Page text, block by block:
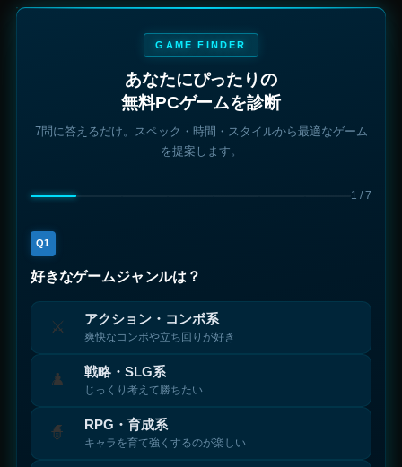
GAME FINDER
あなたにぴったりの
無料PCゲームを診断
7問に答えるだけ。スペック・時間・スタイルから最適なゲーム
を提案します。
1 / 7
Q1
好きなゲームジャンルは？
⚔️ アクション・コンボ系
爽快なコンボや立ち回りが好き
♟️ 戦略・SLG系
じっくり考えて勝ちたい
🧙 RPG・育成系
キャラを育て強くするのが楽しい